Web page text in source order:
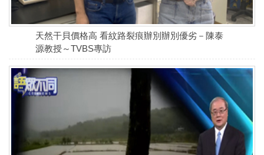
天然干貝價格高 看紋路裂痕辦別辦別優劣－陳泰
源教授～TVBS專訪